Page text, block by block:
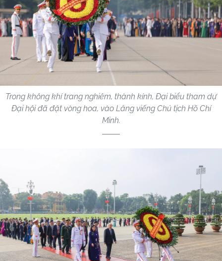
Trong không khí trang nghiêm, thành kính, Đại biểu tham dự
Đại hội đã đặt vòng hoa, vào Lăng viếng Chủ tịch Hồ Chí
Minh.